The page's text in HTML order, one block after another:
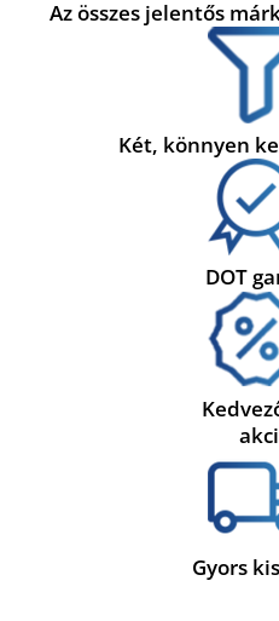
Az összes jelentős
Két, könnyen
DOT
Gyors